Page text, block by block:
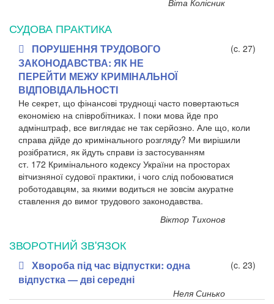
Віта Колісник
СУДОВА ПРАКТИКА
ПОРУШЕННЯ ТРУДОВОГО
ЗАКОНОДАВСТВА: ЯК НЕ
ПЕРЕЙТИ МЕЖУ КРИМІНАЛЬНОЇ
ВІДПОВІДАЛЬНОСТІ
(c. 27)
Не секрет, що фінансові труднощі часто повертаються
економією на співробітниках. І поки мова йде про
адмінштраф, все виглядає не так серйозно. Але що, коли
справа дійде до кримінального розгляду? Ми вирішили
розібратися, як йдуть справи із застосуванням
ст. 172 Кримінального кодексу України на просторах
вітчизняної судової практики, і чого слід побоюватися
роботодавцям, за якими водиться не зовсім акуратне
ставлення до вимог трудового законодавства.
Віктор Тихонов
ЗВОРОТНИЙ ЗВ'ЯЗОК
Хвороба під час відпустки: одна
відпустка — дві середні
(c. 23)
Неля Синько